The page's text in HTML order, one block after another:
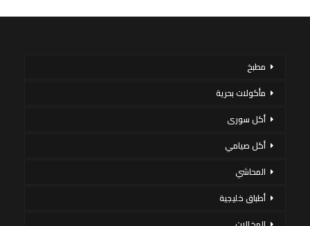
مطبخ
مأكولات بحرية
أكل سورى
أكل صيامي
المحاشي
أطباق خليجية